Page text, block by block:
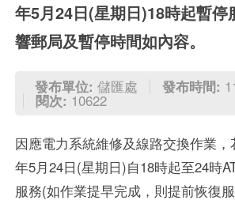
年5月24日(星期日)18時起暫停
響郵局及暫停時間如內容。
發布單位: 儲匯處 發布時間:
閱次: 10622
因應電力系統維修及線路交換作業
年5月24日(星期日)自18時起至24時
服務(如作業提早完成，則提前恢復